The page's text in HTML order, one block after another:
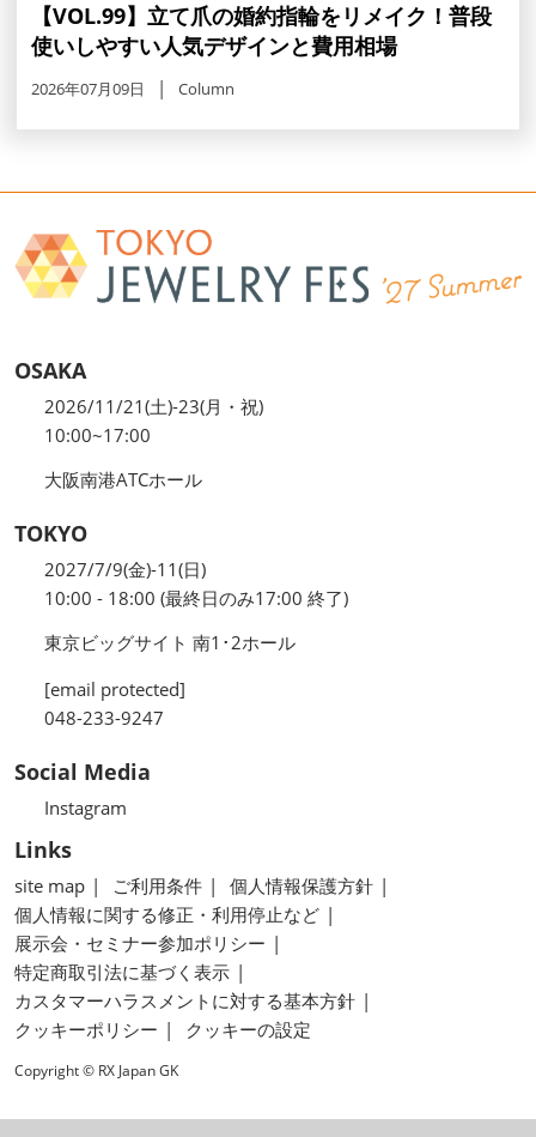
【VOL.99】立て爪の婚約指輪をリメイク！普段
使いしやすい人気デザインと費用相場
2026年07月09日 Column
OSAKA
2026/11/21(土)-23(月・祝)
10:00~17:00
大阪南港ATCホール
TOKYO
2027/7/9(金)-11(日)
10:00 - 18:00 (最終日のみ17:00 終了)
東京ビッグサイト 南1･2ホール
[email protected]
048-233-9247
Social Media
Instagram
Links
site map ご利用条件
個人情報保護方針
個人情報に関する修正・利用停止など
展示会・セミナー参加ポリシー
特定商取引法に基づく表示
カスタマーハラスメントに対する基本方針
クッキーポリシー
クッキーの設定
Copyright © RX Japan GK